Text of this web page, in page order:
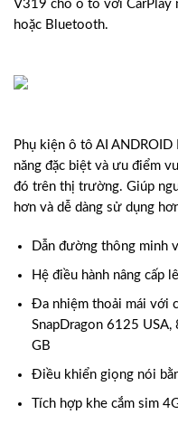
V319 cho ô tô với CarPlay
hoặc Bluetooth.
Phụ kiện ô tô AI
năng đặc biệt và ưu điểm
đó trên thị trường. Giúp
hơn và dễ dàng sử dụng
Dẫn đường thông minh
Hệ điều hành nâng cấp
Đa nhiệm thoải mái với
SnapDragon 6125
GB
Điều khiển giọng nói
Tích hợp khe cắm sim